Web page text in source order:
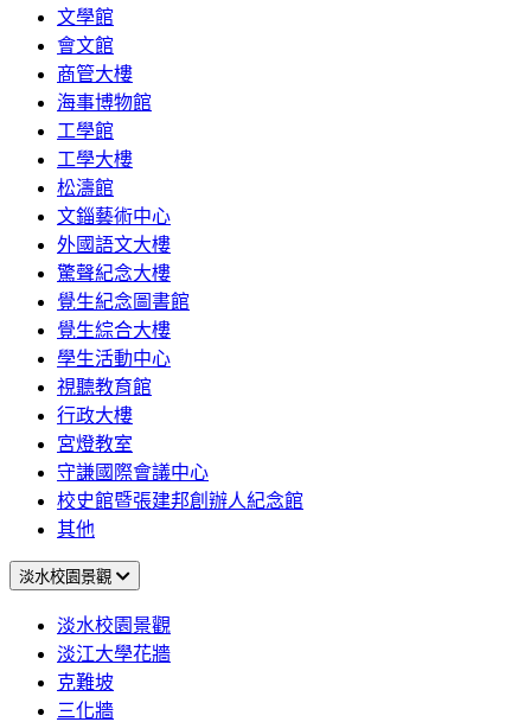
文學館
會文館
商管大樓
海事博物館
工學館
工學大樓
松濤館
文錙藝術中心
外國語文大樓
驚聲紀念大樓
覺生紀念圖書館
覺生綜合大樓
學生活動中心
視聽教育館
行政大樓
宮燈教室
守謙國際會議中心
校史館暨張建邦創辦人紀念館
其他
淡水校園景觀
淡水校園景觀
淡江大學花牆
克難坡
三化牆